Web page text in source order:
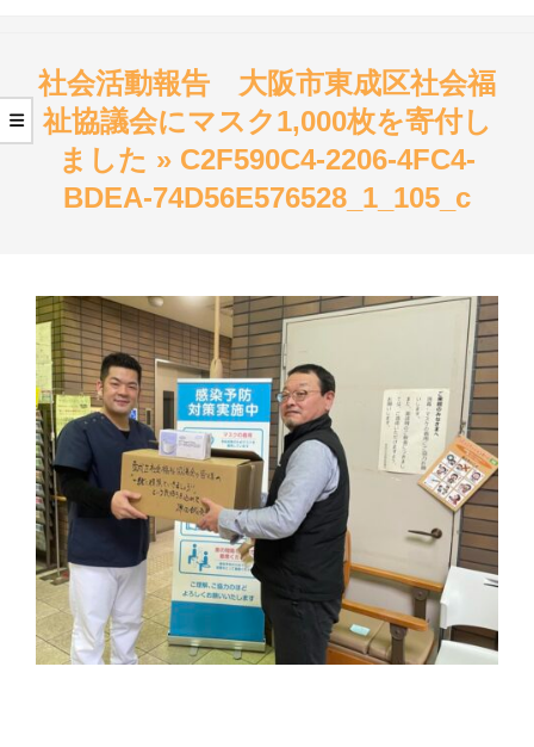
Menu社会活動報告 大阪市東成区社会福
祉協議会にマスク1,000枚を寄付し
ました » C2F590C4-2206-4FC4-
BDEA-74D56E576528_1_105_c